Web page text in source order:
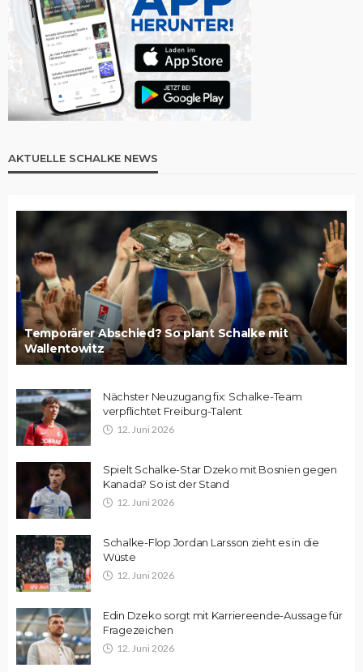
AKTUELLE SCHALKE NEWS
Temporärer Abschied? So plant Schalke mit
Wallentowitz
Nächster Neuzugang fix: Schalke-Team
verpflichtet Freiburg-Talent
12. Juni 2026
Spielt Schalke-Star Dzeko mit Bosnien gegen
Kanada? So ist der Stand
12. Juni 2026
Schalke-Flop Jordan Larsson zieht es in die
Wüste
12. Juni 2026
Edin Dzeko sorgt mit Karriereende-Aussage für
Fragezeichen
12. Juni 2026